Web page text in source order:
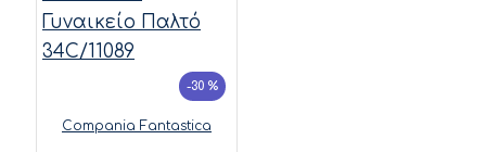
-30 %
Compania Fantastica